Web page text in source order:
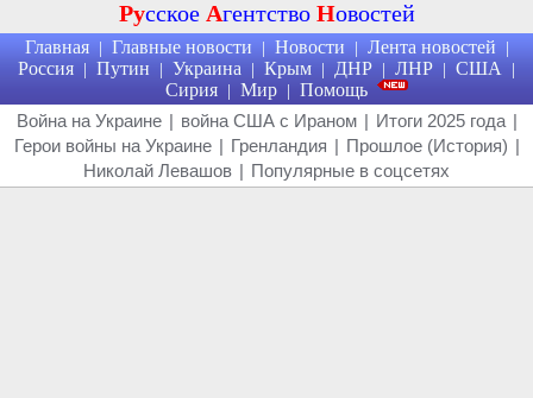
Русское Агентство Новостей
Главная | Главные новости | Новости | Лента новостей |
Россия | Путин | Украина | Крым | ДНР | ЛНР | США |
Сирия | Мир | Помощь
Война на Украине | война США с Ираном | Итоги 2025 года |
Герои войны на Украине | Гренландия | Прошлое (История) |
Николай Левашов | Популярные в соцсетях